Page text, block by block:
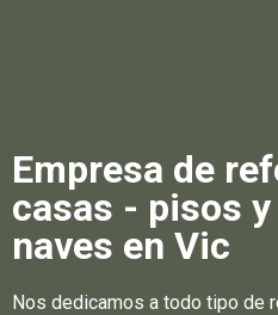
Empresa de
casas - pisos
naves en Vic
Nos dedicamos a todo tipo de